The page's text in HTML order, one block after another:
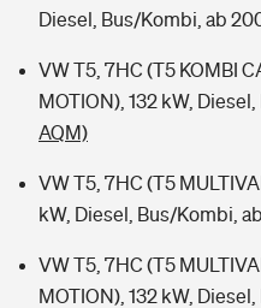
Diesel, Bus/Kombi, ab
VW T5, 7HC (T5 KOMBI
MOTION), 132 kW,
AQM)
VW T5, 7HC (T5
kW, Diesel, Bus/Kombi,
VW T5, 7HC (T5
MOTION), 132 kW,